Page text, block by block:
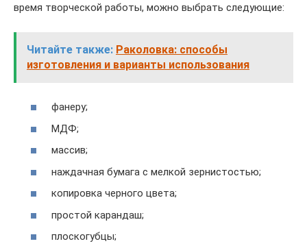
время творческой работы, можно выбрать следующие:
Читайте также: Раколовка: способы
изготовления и варианты использования
фанеру;
МДФ;
массив;
наждачная бумага с мелкой зернистостью;
копировка черного цвета;
простой карандаш;
плоскогубцы;